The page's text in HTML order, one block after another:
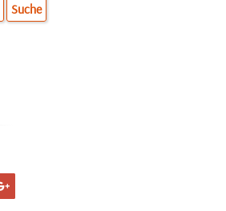
Suche